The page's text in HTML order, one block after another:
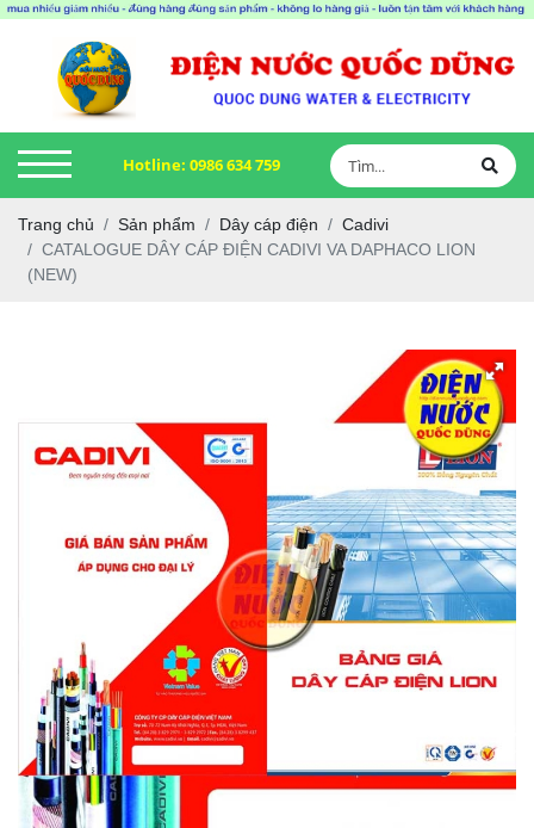
Hotline: 0986 634 759
Trang chủ Sản phẩm Dây cáp điện
Cadivi
CATALOGUE DÂY CÁP ĐIỆN CADIVI VA DAPHACO LION
(NEW)